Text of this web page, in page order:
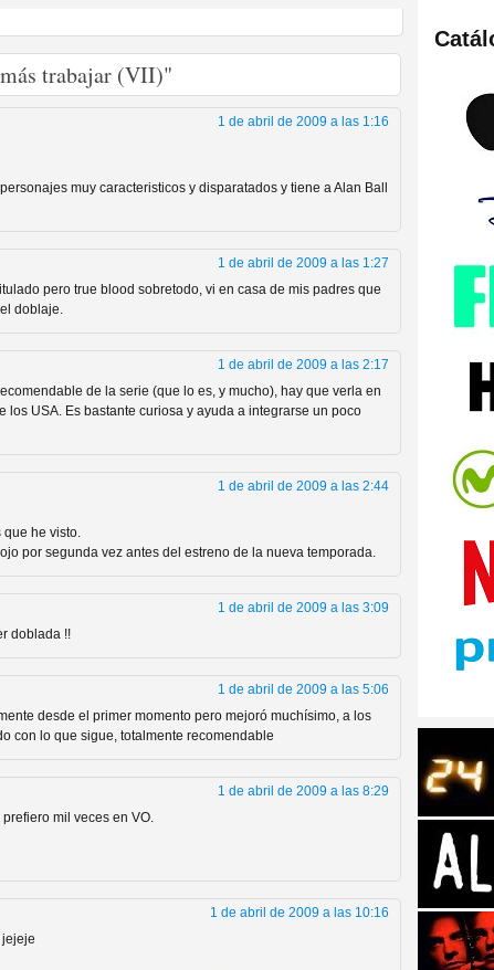
de viajes en el tiempo
que no es
de Amazon
de Series de
trabajar (VII)"
1 de abril de 2009 a las 1:16
muy caracteristicos y disparatados y tiene a Alan Ball
1 de abril de 2009 a las 1:27
pero true blood sobretodo, vi en casa de mis padres que
doblaje.
1 de abril de 2009 a las 2:17
de la serie (que lo es, y mucho), hay que verla en
los USA. Es bastante curiosa y ayuda a integrarse un poco
1 de abril de 2009 a las 2:44
que he visto.
por segunda vez antes del estreno de la nueva temporada.
1 de abril de 2009 a las 3:09
doblada !!
1 de abril de 2009 a las 5:06
desde el primer momento pero mejoró muchísimo, a los
con lo que sigue, totalmente recomendable
1 de abril de 2009 a las 8:29
mil veces en VO.
1 de abril de 2009 a las 10:16